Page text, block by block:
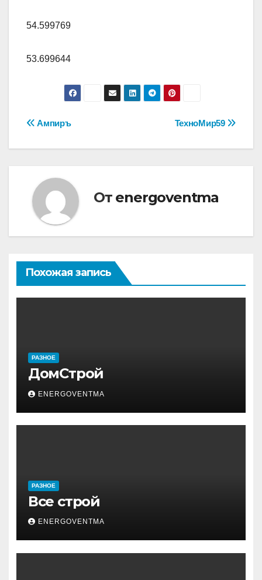
54.599769
53.699644
Навигация
по
записям
ТехноМир59
Ампиръ
От energoventma
Похожая запись
РАЗНОЕ
ДомСтрой
ENERGOVENTMA
РАЗНОЕ
Все строй
ENERGOVENTMA